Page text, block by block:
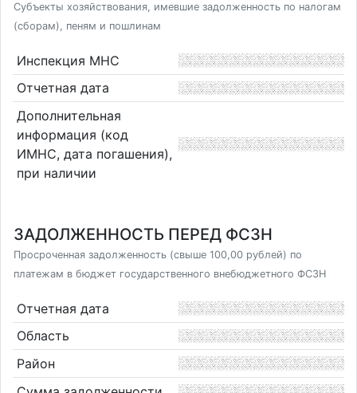
Субъекты хозяйствования, имевшие задолженность по налогам
(сборам), пеням и пошлинам
Инспекция МНС
Отчетная дата
Дополнительная
информация (код
ИМНС, дата погашения),
при наличии
ЗАДОЛЖЕННОСТЬ ПЕРЕД ФСЗН
Просроченная задолженность (свыше 100,00 рублей) по
платежам в бюджет государственного внебюджетного ФСЗН
Отчетная дата
Область
Район